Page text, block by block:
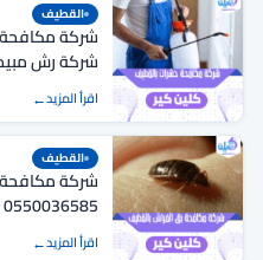
القطيف
شركة رش
اقرأ المزيد
القطيف
شركة
0550036585 ابادة البق بضمان
اقرأ المزيد